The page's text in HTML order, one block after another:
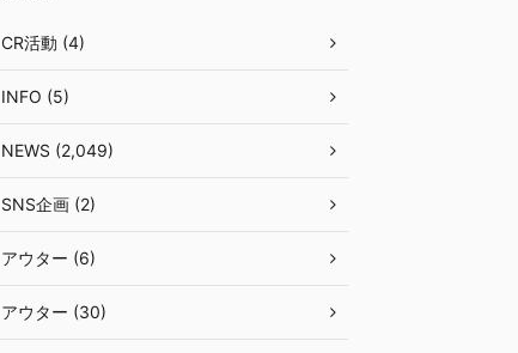
CR活動 (4)
INFO (5)
NEWS (2,049)
SNS企画 (2)
アウター (6)
アウター (30)